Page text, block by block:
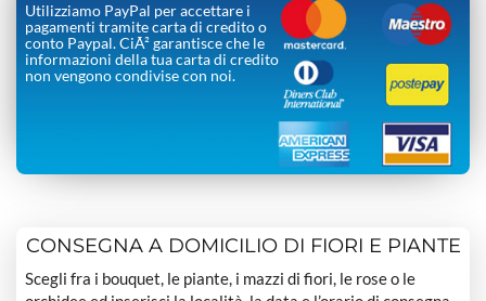
Utilizziamo PayPal per accettare i
pagamenti tramite carta di credito o
conto Paypal. CiÃ² garantisce che le
informazioni della tua carta di credito
non vengono condivise con noi.
CONSEGNA A DOMICILIO DI FIORI E PIANTE
Scegli fra i bouquet, le piante, i mazzi di fiori, le rose o le